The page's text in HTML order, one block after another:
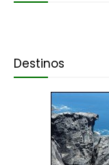
Destinos